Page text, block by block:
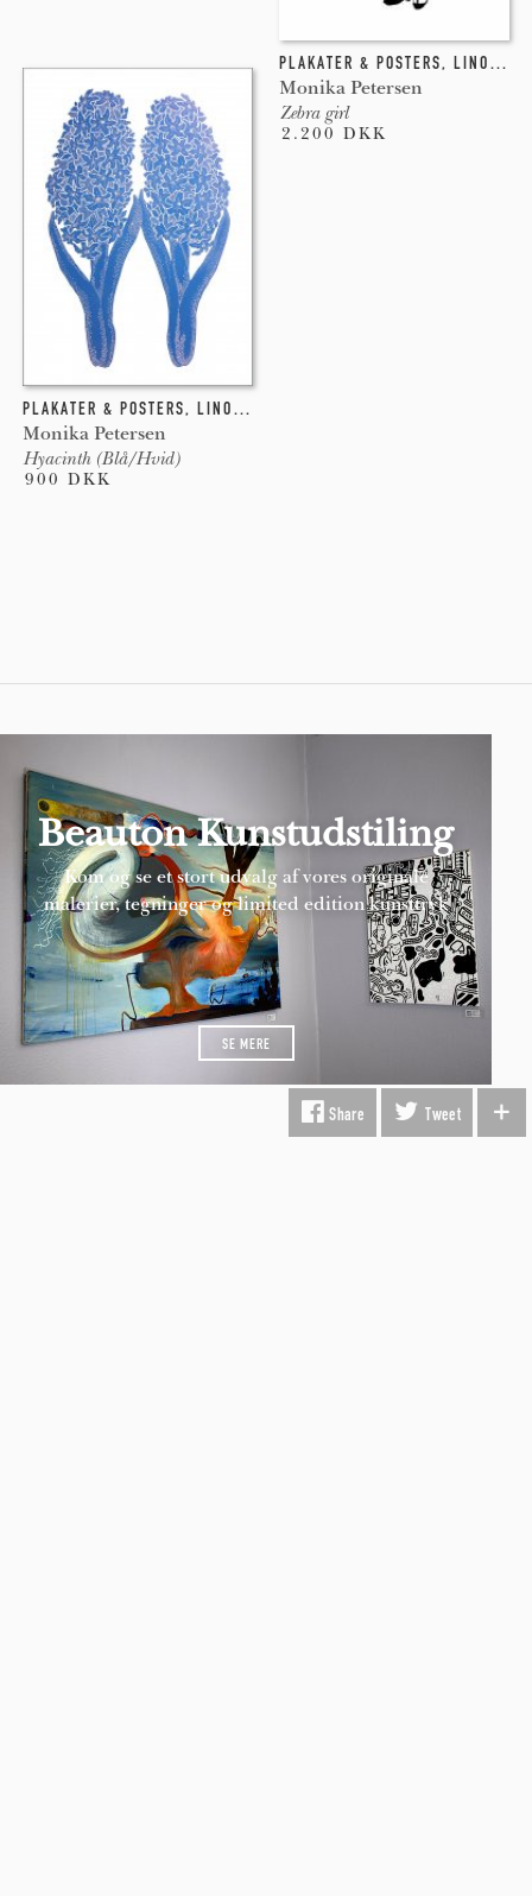
PLAKATER & POSTERS, LINOLEUMSTRYK
Monika Petersen
Zebra girl
2.200 DKK
PLAKATER & POSTERS, LINOLEUMSTRYK
Monika Petersen
Hyacinth (Blå/Hvid)
900 DKK
Beauton Kunstudstiling
Kom og se et stort udvalg af vores originale
malerier, tegninger og limited edition kunsttryk
SE MERE
Share Tweet